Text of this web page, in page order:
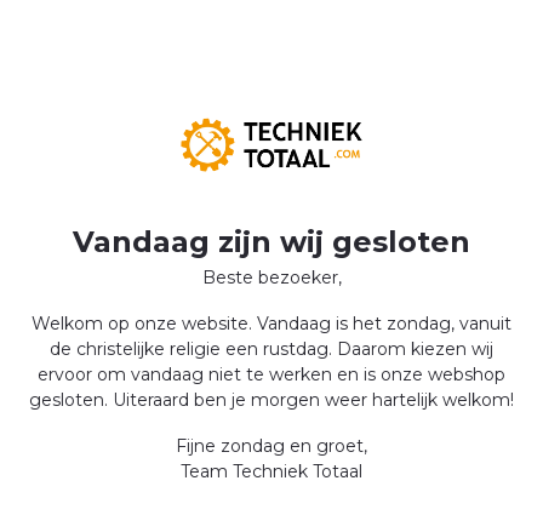
Vandaag zijn wij gesloten
Beste bezoeker,
Welkom op onze website. Vandaag is het zondag, vanuit
de christelijke religie een rustdag. Daarom kiezen wij
ervoor om vandaag niet te werken en is onze webshop
gesloten. Uiteraard ben je morgen weer hartelijk welkom!
Fijne zondag en groet,
Team Techniek Totaal